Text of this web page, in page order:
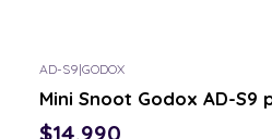
AD-S9|GODOX
Mini Snoot Godox AD-S9
$14.990